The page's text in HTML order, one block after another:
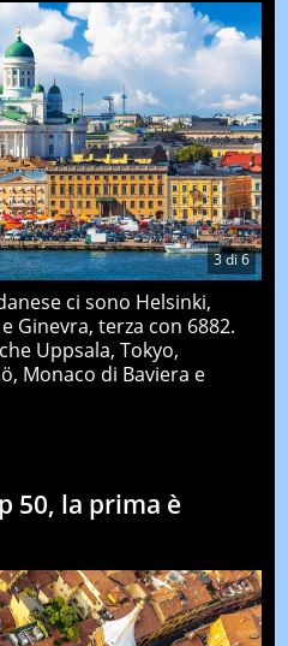
3di6
ci sono Helsinki,
Ginevra, terza con 6882.
Uppsala, Tokyo,
Monaco di Baviera e
50, la prima è